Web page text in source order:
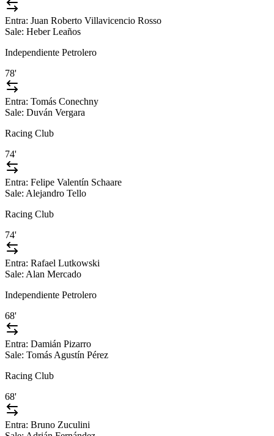
Entra: Juan Roberto Villavicencio Rosso
Sale: Heber Leaños
Independiente Petrolero
78'
Entra: Tomás Conechny
Sale: Duván Vergara
Racing Club
74'
Entra: Felipe Valentín Schaare
Sale: Alejandro Tello
Racing Club
74'
Entra: Rafael Lutkowski
Sale: Alan Mercado
Independiente Petrolero
68'
Entra: Damián Pizarro
Sale: Tomás Agustín Pérez
Racing Club
68'
Entra: Bruno Zuculini